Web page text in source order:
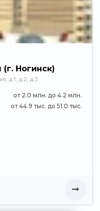
Ногинск)
д.1, д.2, д.3
от 2.0 млн. до 4.2 млн.
от 44.9 тыс. до 51.0 тыс.